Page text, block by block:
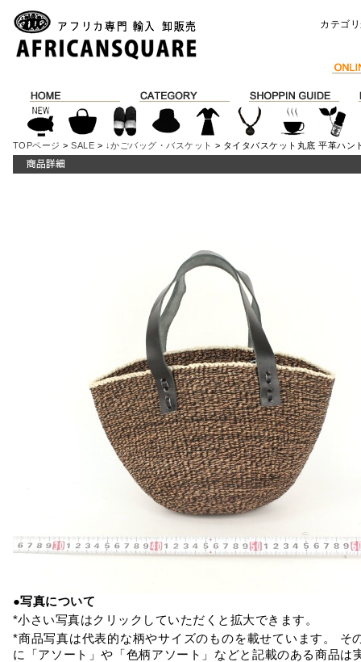
カテゴ
TOPページ >SALE > ↓かごバッグ・バスケット > タイタバスケット丸底 平革ハ
●写真について
*小さい写真はクリックしていただくと拡大できます。
*商品写真は代表的な柄やサイズのものを載せています。 そ
に「アソート」や「色柄アソート」などと記載のある商品は